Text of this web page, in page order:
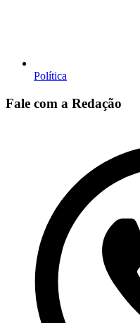
Política
Fale com a Redação